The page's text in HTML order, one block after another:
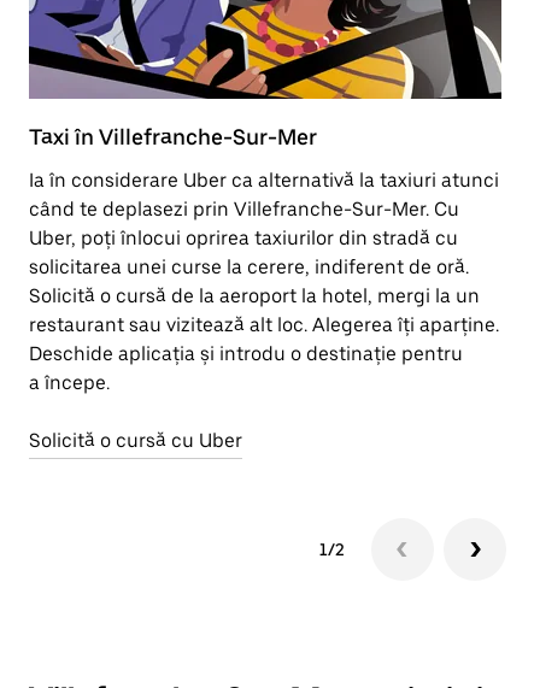
Taxi în Villefranche-Sur-Mer
Ia în considerare Uber ca alternativă la taxiuri atunci
când te deplasezi prin Villefranche-Sur-Mer. Cu
Uber, poți înlocui oprirea taxiurilor din stradă cu
solicitarea unei curse la cerere, indiferent de oră.
Solicită o cursă de la aeroport la hotel, mergi la un
restaurant sau vizitează alt loc. Alegerea îți aparține.
Deschide aplicația și introdu o destinație pentru
a începe.
Solicită o cursă cu Uber
1/2